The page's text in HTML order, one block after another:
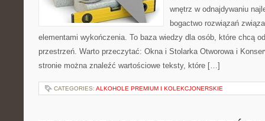
wnętrz w odnajdywaniu
bogactwo rozwiązań
elementami wykończenia. To baza wiedzy dla osób, które chcą
przestrzeń. Warto przeczytać: Okna i Stolarka Otworowa i
stronie można znaleźć wartościowe teksty, które […]
CATEGORIES: ALKOHOLE PREMIUM I KOLEKCJONERSKIE